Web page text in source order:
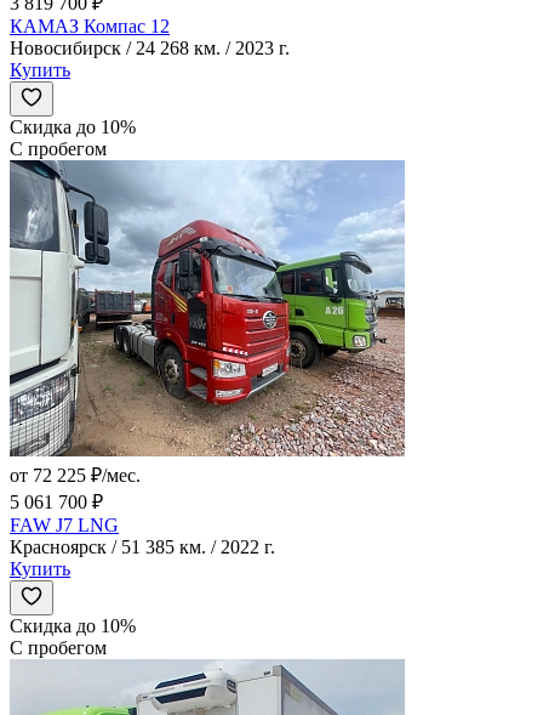
КАМАЗ Компас 12
Новосибирск / 24 268 км. / 2023 г.
Купить
Скидка до 10%
С пробегом
от 72 225 ₽/мес.
5 061 700 ₽
FAW J7 LNG
Красноярск / 51 385 км. / 2022 г.
Купить
Скидка до 10%
С пробегом